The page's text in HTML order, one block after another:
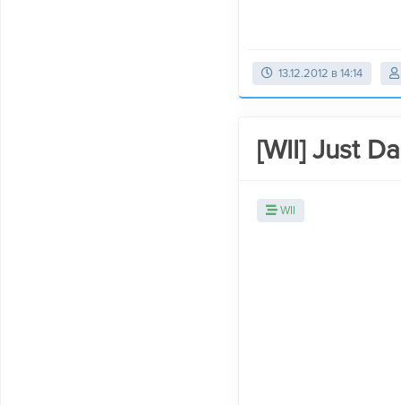
13.12.2012 в 14:14
[WII] Just
WII